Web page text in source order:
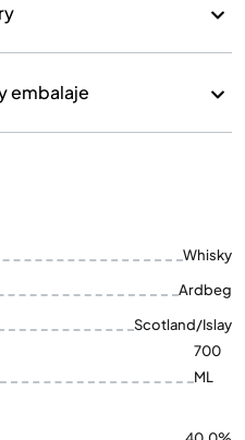
embalaje
Whisky
Ardbeg
Scotland/Islay
700
ML